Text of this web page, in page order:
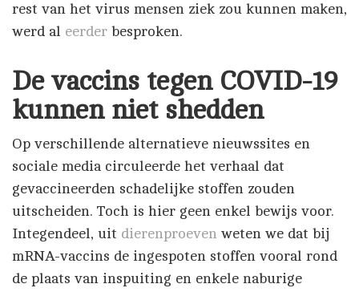
rest van het virus mensen ziek zou kunnen maken,
werd al eerder besproken.
De vaccins tegen COVID-19
kunnen niet shedden
Op verschillende alternatieve nieuwssites en
sociale media circuleerde het verhaal dat
gevaccineerden schadelijke stoffen zouden
uitscheiden. Toch is hier geen enkel bewijs voor.
Integendeel, uit dierenproeven weten we dat bij
mRNA-vaccins de ingespoten stoffen vooral rond
de plaats van inspuiting en enkele naburige